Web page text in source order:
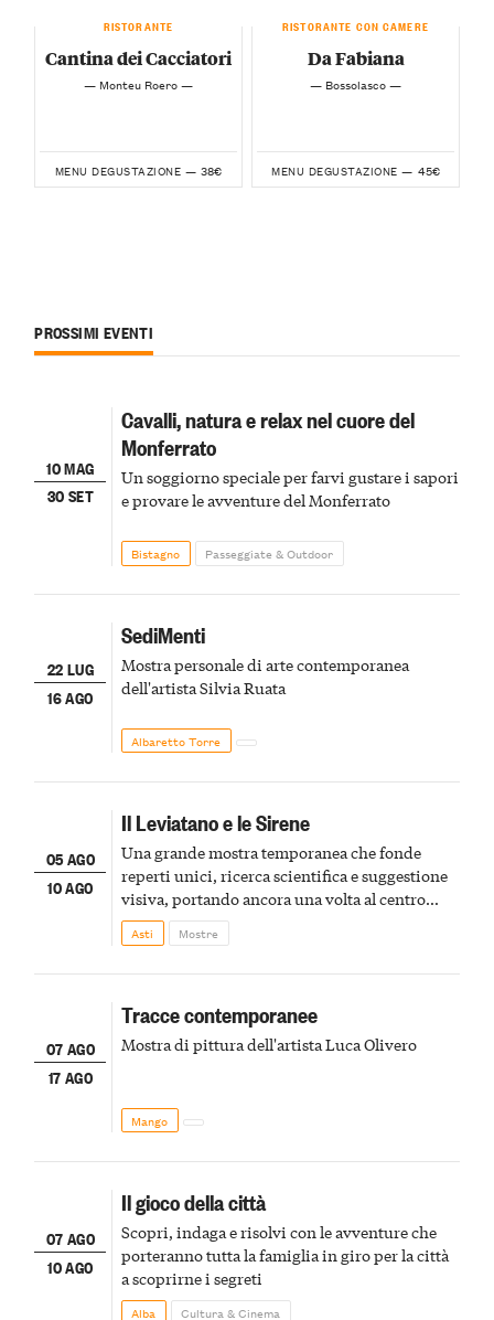
RISTORANTE
Cantina dei Cacciatori
— Monteu Roero —
MENU DEGUSTAZIONE — 38€
RISTORANTE CON CAMERE
Da Fabiana
— Bossolasco —
MENU DEGUSTAZIONE — 45€
PROSSIMI EVENTI
10 MAG
30 SET
Cavalli, natura e relax nel cuore del
Monferrato
Un soggiorno speciale per farvi gustare i sapori
e provare le avventure del Monferrato
Bistagno Passeggiate & Outdoor
22 LUG
16 AGO
SediMenti
Mostra personale di arte contemporanea
dell'artista Silvia Ruata
Albaretto Torre
05 AGO
10 AGO
Il Leviatano e le Sirene
Una grande mostra temporanea che fonde
reperti unici, ricerca scientifica e suggestione
visiva, portando ancora una volta al centro
della scena le meraviglie del passato astigiano
Asti Mostre
07 AGO
17 AGO
Tracce contemporanee
Mostra di pittura dell'artista Luca Olivero
Mango
07 AGO
10 AGO
Il gioco della città
Scopri, indaga e risolvi con le avventure che
porteranno tutta la famiglia in giro per la città
a scoprirne i segreti
Alba Cultura & Cinema